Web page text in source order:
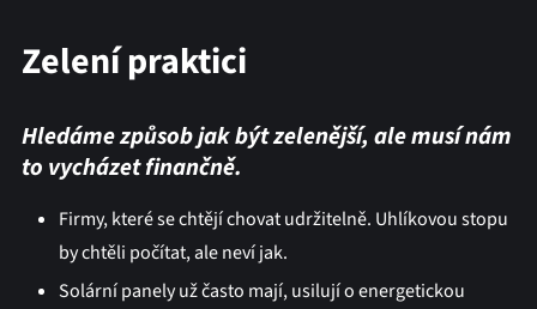
Zelení praktici
Hledáme způsob jak být zelenější, ale musí nám
to vycházet finančně.
Firmy, které se chtějí chovat udržitelně. Uhlíkovou stopu
by chtěli počítat, ale neví jak.
Solární panely už často mají, usilují o energetickou